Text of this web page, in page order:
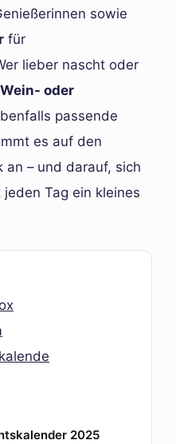
sowie
für
lieber nascht oder
Wein- oder
passende
es auf den
an – und darauf, sich
Tag ein kleines
2025